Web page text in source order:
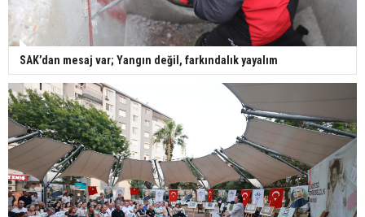
SAK’dan mesaj var; Yangın değil, farkındalık yayalım